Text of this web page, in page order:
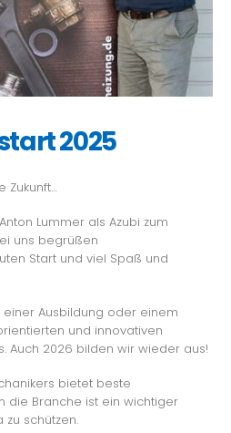
2025
Zukunft…
Lummer als Azubi zum
uns begrüßen
Start und viel Spaß und
Ausbildung oder einem
und innovativen
Auch 2026 bilden wir wieder aus!
bietet beste
die Branche ist ein wichtiger
zu schützen.